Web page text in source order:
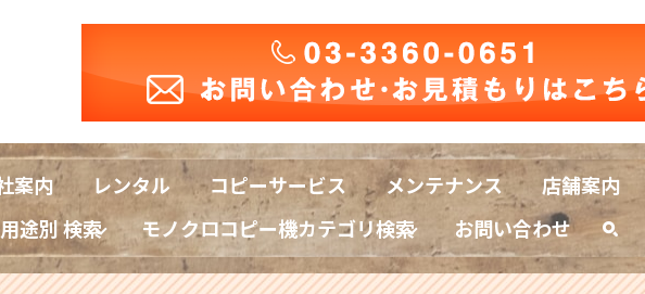
案内 レンタル コピーサービス メンテナンス 店舗案内
途別 検索
モノクロコピー機カテゴリ検索 お問い合わせ